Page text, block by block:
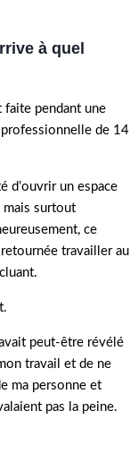
à quel
faite pendant une
de 14
d’ouvrir un espace
surtout
ce
travailler au
peut-être révélé
travail et de ne
ma personne et
pas la peine.